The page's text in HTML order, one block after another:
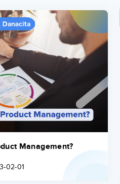
Management?
02-01